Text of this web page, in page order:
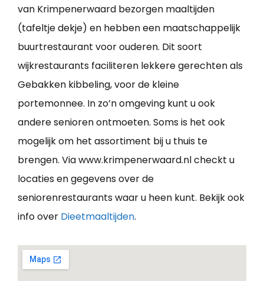
van Krimpenerwaard bezorgen maaltijden
(tafeltje dekje) en hebben een maatschappelijk
buurtrestaurant voor ouderen. Dit soort
wijkrestaurants faciliteren lekkere gerechten als
Gebakken kibbeling, voor de kleine
portemonnee. In zo’n omgeving kunt u ook
andere senioren ontmoeten. Soms is het ook
mogelijk om het assortiment bij u thuis te
brengen. Via www.krimpenerwaard.nl checkt u
locaties en gegevens over de
seniorenrestaurants waar u heen kunt. Bekijk ook
info over Dieetmaaltijden.